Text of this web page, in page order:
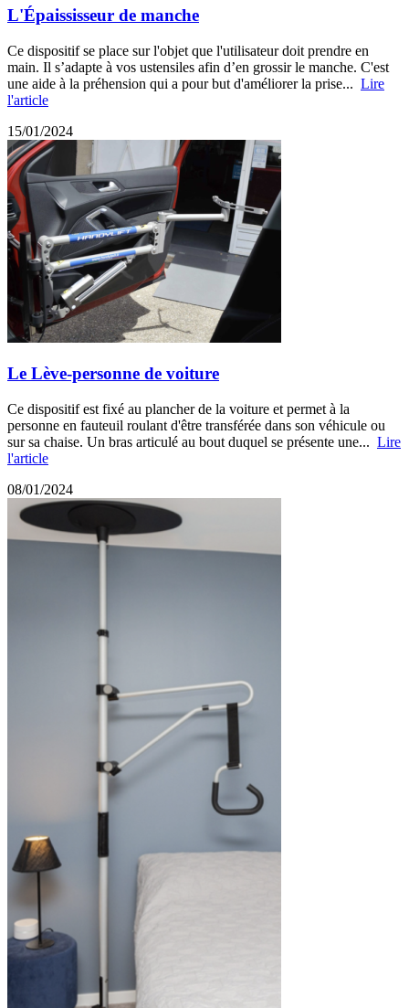
L'Épaississeur de manche
Ce dispositif se place sur l'objet que l'utilisateur doit prendre en
main. Il s’adapte à vos ustensiles afin d’en grossir le manche. C'est
une aide à la préhension qui a pour but d'améliorer la prise... Lire
l'article
15/01/2024
Le Lève-personne de voiture
Ce dispositif est fixé au plancher de la voiture et permet à la
personne en fauteuil roulant d'être transférée dans son véhicule ou
sur sa chaise. Un bras articulé au bout duquel se présente une... Lire
l'article
08/01/2024